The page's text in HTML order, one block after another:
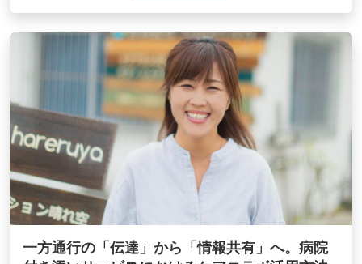
一方通行の「伝達」から「情報共有」へ。病院